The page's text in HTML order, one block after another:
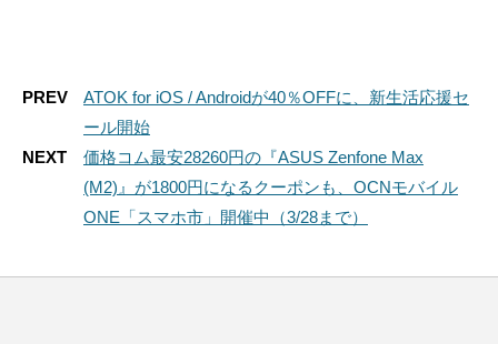
PREV
ATOK for iOS / Androidが40％OFFに、新生活応援セ
ール開始
NEXT
価格コム最安28260円の『ASUS Zenfone Max
(M2)』が1800円になるクーポンも、OCNモバイル
ONE「スマホ市」開催中（3/28まで）